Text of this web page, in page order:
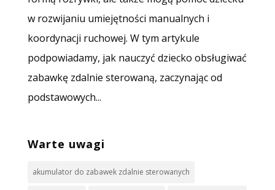
w rozwijaniu umiejętności manualnych i
koordynacji ruchowej. W tym artykule
podpowiadamy, jak nauczyć dziecko obsługiwać
zabawkę zdalnie sterowaną, zaczynając od
podstawowych...
Warte uwagi
akumulator do zabawek zdalnie sterowanych